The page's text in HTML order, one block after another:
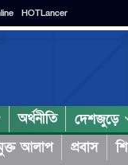
HOTLancer
অর্থনীতি দেশজুড়ে
আলাপ প্রবাস